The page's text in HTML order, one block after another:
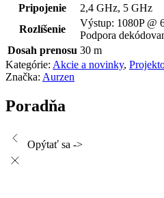
Pripojenie
2,4 GHz, 5 GHz
Rozlíšenie
Výstup: 1080P @
Podpora
Dosah prenosu 30 m
Kategórie: Akcie a novinky,
Značka: Aurzen
Poradňa
Opýtať sa ->